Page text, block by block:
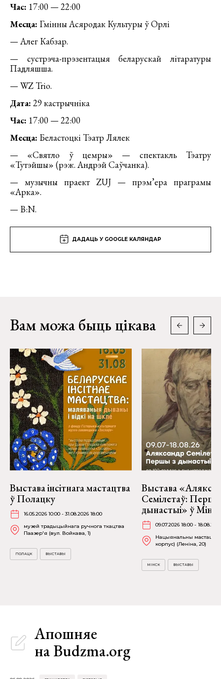
Час: 17:00 — 22:00
Месца: Гмінны Асяродак Культуры ў Орлі
— Алег Кабзар.
— сустрэча-прэзентацыя беларускай літаратуры
Падляшша.
— WZ Trio.
Дата: 29 кастрычніка
Час: 17:00 — 22:00
Месца: Беластоцкі Тэатр Лялек
— «Святло ў цемры» — спектакль Тэатру
«Тутэйшы» (рэж. Андрэй Саўчанка).
— музычны праект ZUJ — прэм’ера праграмы
«Арка».
— B:N.
ДАДАЦЬ У GOOGLE КАЛЯНДАР
Вам можа быць цікава
Выстава інсітнага мастацтва
ў Полацку
16.05.2026 10:00 - 31.08.2026 18:00
музей традыцыйнага ручнога ткацтва
Паазер'я (вул. Войкава, 1)
ПОЛАЦК ВЫСТАВЫ
Выстава
Семілетаў:
дынастыі» ў
09.07.2026 18:00 -
Нацыянальны мастацкі
корпус) (Леніна, 20)
МІНСК ВЫСТАВЫ
Апошняе
на Budzma.org